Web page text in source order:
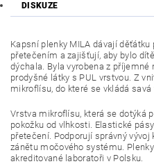
DISKUZE
Kapsní plenky MILA dávají
přetečením a zajišťují, aby bylo
dýchala. Byla vyrobena z příjemné
prodyšné látky s PUL vrstvou. Z
mikroflísu, do které se vkládá savá
Vrstva mikroflísu, která se dotýká
pokožku od vlhkosti. Elastické
přetečení. Podporují správný
zánětu močového systému.
akreditované laboratoři v Polsku.